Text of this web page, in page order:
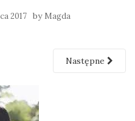
2017 by Magda
Następne